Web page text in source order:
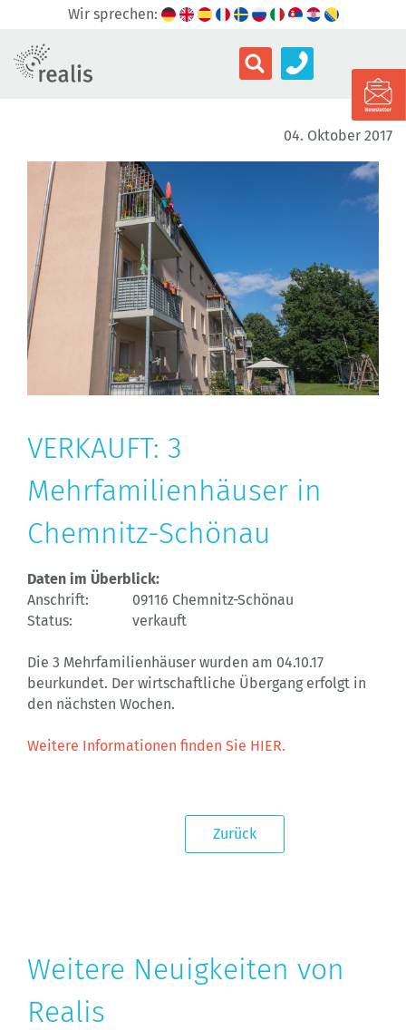
Wir sprechen:
04. Oktober 2017
VERKAUFT: 3
Mehrfamilienhäuser in
Chemnitz-Schönau
Daten im Überblick:
Anschrift:
09116 Chemnitz-Schönau
Status:
verkauft
Die 3 Mehrfamilienhäuser wurden am 04.10.17
beurkundet. Der wirtschaftliche Übergang erfolgt in
den nächsten Wochen.
Weitere Informationen finden Sie HIER.
Zurück
Weitere Neuigkeiten von
Realis